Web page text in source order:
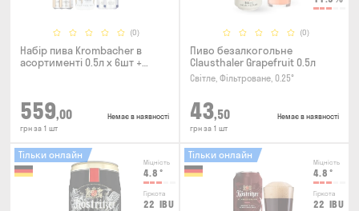
(0)
Набір пива Krombacher в
асортименті 0.5л х 6шт +
559,00
грн за 1 шт
Немає в наявності
(0)
Пиво безалкогольне
Clausthaler Grapefruit 0.5л
Світле, Фільтроване, 0.25°
43,50
грн за 1 шт
Немає в наявності
Міцність
4.8 °
Гіркота
22 IBU
Тільки онлайн
Міцність
4.8 °
Гіркота
22 IBU
Тільки онлайн